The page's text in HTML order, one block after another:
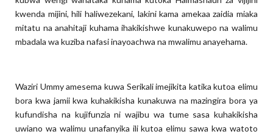
kwenda mijini, hili haliwezekani, lakini kama amekaa zaidia miaka
mitatu na anahitaji kuhama ihakikishwe kunakuwepo na walimu
mbadala wa kuziba nafasi inayoachwa na mwalimu anayehama.
Waziri Ummy amesema kuwa Serikali imejikita katika kutoa elimu
bora kwa jamii kwa kuhakikisha kunakuwa na mazingira bora ya
kufundisha na kujifunzia ni wajibu wa tume sasa kuhakikisha
uwiano wa walimu unafanyika ili kutoa elimu sawa kwa watoto